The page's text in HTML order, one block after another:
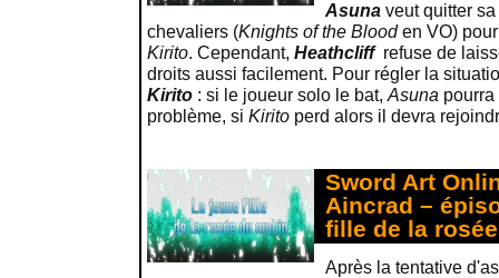
Asuna veut quitter
chevaliers (Knights of the Blooden VO)
Kirito. Cependant, Heathcliff refuse de
droits aussi facilement. Pour régler la
Kirito : si le joueur solo le bat, Asuna
problème, si Kirito perd alors il devra
Sword Art
Aincrad –
fille de la
Après la tentative